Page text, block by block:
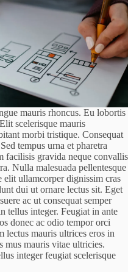
mauris rhoncus. Eu lobortis
scelerisque mauris
morbi tristique. Consequat
tempus urna et pharetra
facilisis gravida neque convallis
Nulla malesuada pellentesque
elit ullamcorper dignissim cras
dui ut ornare lectus sit. Eget
ac ut consequat semper
tellus integer. Feugiat in ante
donec ac odio tempor orci
lectus mauris ultrices eros in
mus mauris vitae ultricies.
integer feugiat scelerisque